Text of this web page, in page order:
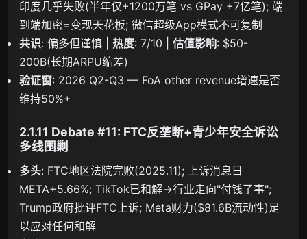
印度几乎失败(半年仅+1200万笔 vs GPay +7亿笔); 端
到端加密=变现天花板; 微信超级App模式不可复制
共识: 偏多但谨慎 | 热度: 7/10 | 估值影响: $50-
200B(长期ARPU缩差)
验证窗: 2026 Q2-Q3 — FoA other revenue增速是否
维持50%+
2.1.11 Debate #11: FTC反垄断+青少年安全诉讼
多线围剿
多头: FTC地区法院完败(2025.11); 上诉消息日
META+5.66%; TikTok已和解→行业走向"付钱了事";
Trump政府批评FTC上诉; Meta财力($81.6B流动性)足
以应对任何和解